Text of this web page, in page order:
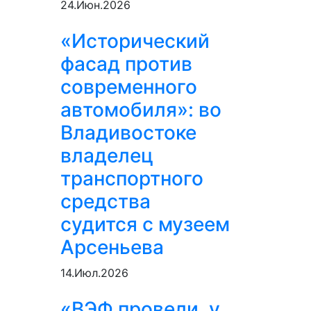
24.Июн.2026
«Исторический
фасад против
современного
автомобиля»: во
Владивостоке
владелец
транспортного
средства
судится с музеем
Арсеньева
14.Июл.2026